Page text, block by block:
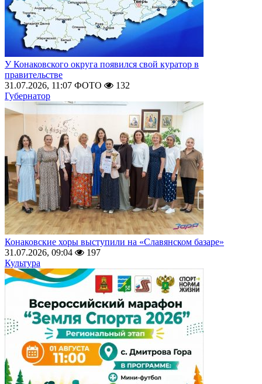
У Конаковского округа появился свой куратор в
правительстве
31.07.2026, 11:07 ФОТО
132
Губернатор
Конаковские хоры выступили на «Славянском базаре»
31.07.2026, 09:04
197
Культура